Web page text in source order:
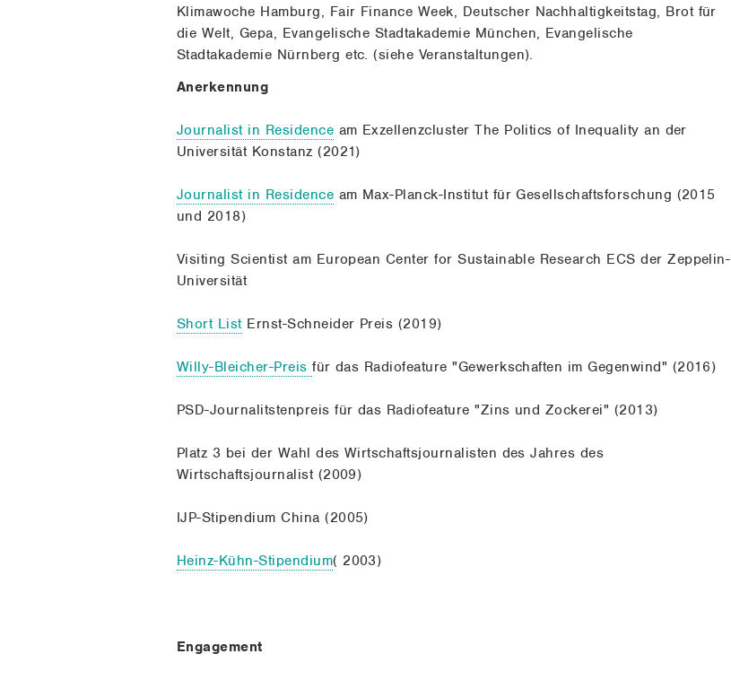
Klimawoche Hamburg, Fair Finance Week, Deutscher Nachhaltigkeitstag, Brot für
die Welt, Gepa, Evangelische Stadtakademie München, Evangelische
Stadtakademie Nürnberg etc. (siehe Veranstaltungen).
Anerkennung
Journalist in Residence am Exzellenzcluster The Politics of Inequality an der
Universität Konstanz (2021)
Journalist in Residence am Max-Planck-Institut für Gesellschaftsforschung (2015
und 2018)
Visiting Scientist am European Center for Sustainable Research ECS der Zeppelin-
Universität
Short ListErnst-Schneider Preis (2019)
Willy-Bleicher-Preisfür das Radiofeature "Gewerkschaften im Gegenwind" (2016)
PSD-Journalitstenpreis für das Radiofeature "Zins und Zockerei" (2013)
Platz 3 bei der Wahl des Wirtschaftsjournalisten des Jahres des
Wirtschaftsjournalist (2009)
IJP-Stipendium China (2005)
Heinz-Kühn-Stipendium( 2003)
Engagement